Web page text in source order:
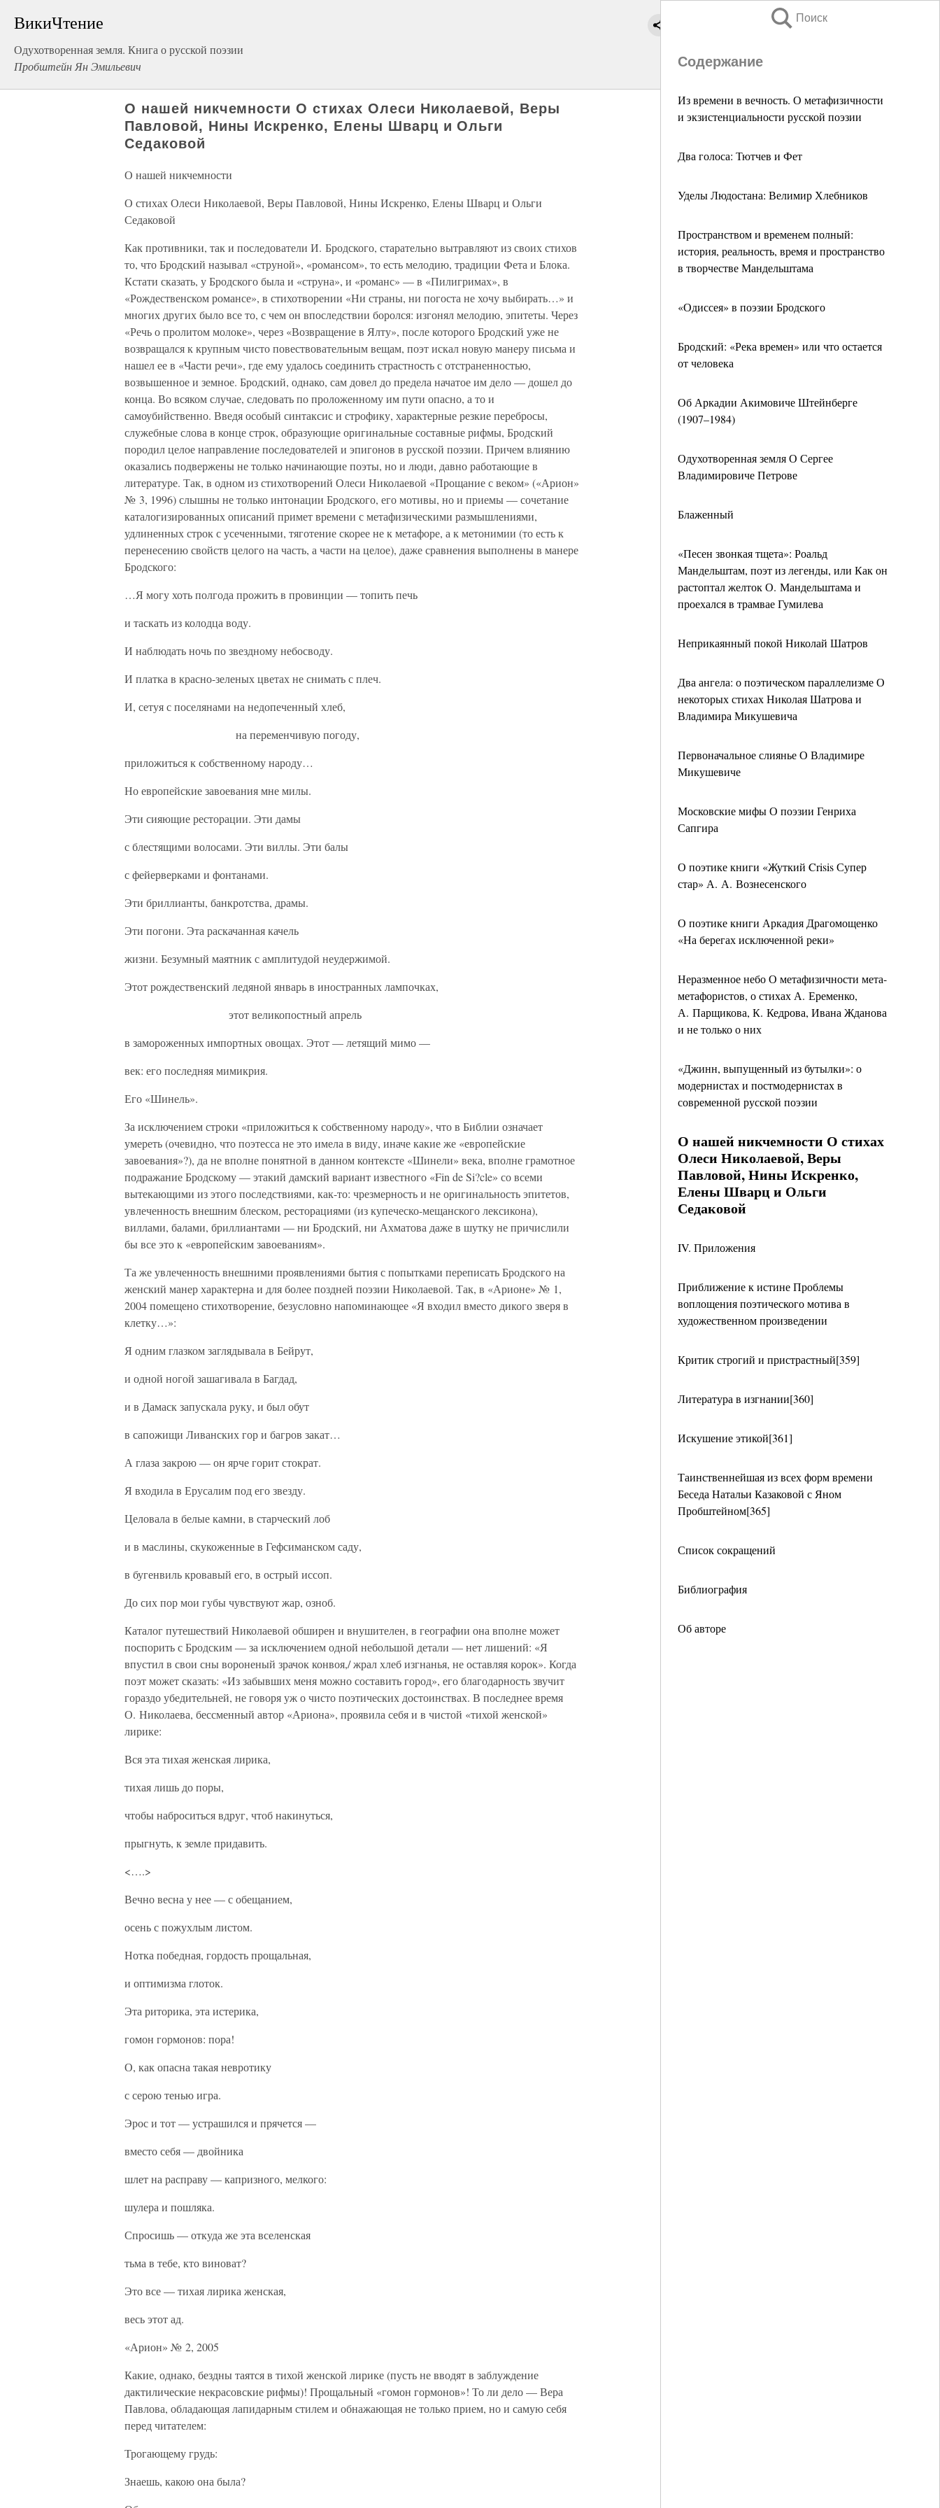
ВикиЧтение
Одухотворенная земля. Книга о русской поэзии
Пробштейн Ян Эмильевич
Поиск
Содержание
Из времени в вечность. О метафизичности
и экзистенциальности русской поэзии
Два голоса: Тютчев и Фет
Уделы Людостана: Велимир Хлебников
Пространством и временем полный:
история, реальность, время и пространство
в творчестве Мандельштама
«Одиссея» в поэзии Бродского
Бродский: «Река времен» или что остается
от человека
Об Аркадии Акимовиче Штейнберге
(1907–1984)
Одухотворенная земля О Сергее
Владимировиче Петрове
Блаженный
«Песен звонкая тщета»: Роальд
Мандельштам, поэт из легенды, или Как он
растоптал желток О. Мандельштама и
проехался в трамвае Гумилева
Неприкаянный покой Николай Шатров
Два ангела: о поэтическом параллелизме О
некоторых стихах Николая Шатрова и
Владимира Микушевича
Первоначальное слиянье О Владимире
Микушевиче
Московские мифы О поэзии Генриха
Сапгира
О поэтике книги «Жуткий Crisis Супер
стар» А. А. Вознесенского
О поэтике книги Аркадия Драгомощенко
«На берегах исключенной реки»
Неразменное небо О метафизичности мета-
метафористов, о стихах А. Еременко,
А. Парщикова, К. Кедрова, Ивана Жданова
и не только о них
«Джинн, выпущенный из бутылки»: о
модернистах и постмодернистах в
современной русской поэзии
О нашей никчемности О стихах
Олеси Николаевой, Веры
Павловой, Нины Искренко,
Елены Шварц и Ольги
Седаковой
IV. Приложения
Приближение к истине Проблемы
воплощения поэтического мотива в
художественном произведении
Критик строгий и пристрастный[359]
Литература в изгнании[360]
Искушение этикой[361]
Таинственнейшая из всех форм времени
Беседа Натальи Казаковой с Яном
Пробштейном[365]
Список сокращений
Библиография
Об авторе
О нашей никчемности О стихах Олеси Николаевой, Веры
Павловой, Нины Искренко, Елены Шварц и Ольги
Седаковой
О нашей никчемности
О стихах Олеси Николаевой, Веры Павловой, Нины Искренко, Елены Шварц и Ольги
Седаковой
Как противники, так и последователи И. Бродского, старательно вытравляют из своих стихов
то, что Бродский называл «струной», «романсом», то есть мелодию, традиции Фета и Блока.
Кстати сказать, у Бродского была и «струна», и «романс» — в «Пилигримах», в
«Рождественском романсе», в стихотворении «Ни страны, ни погоста не хочу выбирать…» и
многих других было все то, с чем он впоследствии боролся: изгонял мелодию, эпитеты. Через
«Речь о пролитом молоке», через «Возвращение в Ялту», после которого Бродский уже не
возвращался к крупным чисто повествовательным вещам, поэт искал новую манеру письма и
нашел ее в «Части речи», где ему удалось соединить страстность с отстраненностью,
возвышенное и земное. Бродский, однако, сам довел до предела начатое им дело — дошел до
конца. Во всяком случае, следовать по проложенному им пути опасно, а то и
самоубийственно. Введя особый синтаксис и строфику, характерные резкие перебросы,
служебные слова в конце строк, образующие оригинальные составные рифмы, Бродский
породил целое направление последователей и эпигонов в русской поэзии. Причем влиянию
оказались подвержены не только начинающие поэты, но и люди, давно работающие в
литературе. Так, в одном из стихотворений Олеси Николаевой «Прощание с веком» («Арион»
№ 3, 1996) слышны не только интонации Бродского, его мотивы, но и приемы — сочетание
каталогизированных описаний примет времени с метафизическими размышлениями,
удлиненных строк с усеченными, тяготение скорее не к метафоре, а к метонимии (то есть к
перенесению свойств целого на часть, а части на целое), даже сравнения выполнены в манере
Бродского:
…Я могу хоть полгода прожить в провинции — топить печь
и таскать из колодца воду.
И наблюдать ночь по звездному небосводу.
И платка в красно-зеленых цветах не снимать с плеч.
И, сетуя с поселянами на недопеченный хлеб,
на переменчивую погоду,
приложиться к собственному народу…
Но европейские завоевания мне милы.
Эти сияющие ресторации. Эти дамы
с блестящими волосами. Эти виллы. Эти балы
с фейерверками и фонтанами.
Эти бриллианты, банкротства, драмы.
Эти погони. Эта раскачанная качель
жизни. Безумный маятник с амплитудой неудержимой.
Этот рождественский ледяной январь в иностранных лампочках,
этот великопостный апрель
в замороженных импортных овощах. Этот — летящий мимо —
век: его последняя мимикрия.
Его «Шинель».
За исключением строки «приложиться к собственному народу», что в Библии означает
умереть (очевидно, что поэтесса не это имела в виду, иначе какие же «европейские
завоевания»?), да не вполне понятной в данном контексте «Шинели» века, вполне грамотное
подражание Бродскому — этакий дамский вариант известного «Fin de Si?cle» со всеми
вытекающими из этого последствиями, как-то: чрезмерность и не оригинальность эпитетов,
увлеченность внешним блеском, ресторациями (из купеческо-мещанского лексикона),
виллами, балами, бриллиантами — ни Бродский, ни Ахматова даже в шутку не причислили
бы все это к «европейским завоеваниям».
Та же увлеченность внешними проявлениями бытия с попытками переписать Бродского на
женский манер характерна и для более поздней поэзии Николаевой. Так, в «Арионе» № 1,
2004 помещено стихотворение, безусловно напоминающее «Я входил вместо дикого зверя в
клетку…»:
Я одним глазком заглядывала в Бейрут,
и одной ногой зашагивала в Багдад,
и в Дамаск запускала руку, и был обут
в сапожищи Ливанских гор и багров закат…
А глаза закрою — он ярче горит стократ.
Я входила в Ерусалим под его звезду.
Целовала в белые камни, в старческий лоб
и в маслины, скукоженные в Гефсиманском саду,
в бугенвиль кровавый его, в острый иссоп.
До сих пор мои губы чувствуют жар, озноб.
Каталог путешествий Николаевой обширен и внушителен, в географии она вполне может
поспорить с Бродским — за исключением одной небольшой детали — нет лишений: «Я
впустил в свои сны вороненый зрачок конвоя,/ жрал хлеб изгнанья, не оставляя корок». Когда
поэт может сказать: «Из забывших меня можно составить город», его благодарность звучит
гораздо убедительней, не говоря уж о чисто поэтических достоинствах. В последнее время
О. Николаева, бессменный автор «Ариона», проявила себя и в чистой «тихой женской»
лирике:
Вся эта тихая женская лирика,
тихая лишь до поры,
чтобы наброситься вдруг, чтоб накинуться,
прыгнуть, к земле придавить.
<….>
Вечно весна у нее — с обещанием,
осень с пожухлым листом.
Нотка победная, гордость прощальная,
и оптимизма глоток.
Эта риторика, эта истерика,
гомон гормонов: пора!
О, как опасна такая невротику
с серою тенью игра.
Эрос и тот — устрашился и прячется —
вместо себя — двойника
шлет на расправу — капризного, мелкого:
шулера и пошляка.
Спросишь — откуда же эта вселенская
тьма в тебе, кто виноват?
Это все — тихая лирика женская,
весь этот ад.
«Арион» № 2, 2005
Какие, однако, бездны таятся в тихой женской лирике (пусть не вводят в заблуждение
дактилические некрасовские рифмы)! Прощальный «гомон гормонов»! То ли дело — Вера
Павлова, обладающая лапидарным стилем и обнажающая не только прием, но и самую себя
перед читателем:
Трогающему грудь:
Знаешь, какою она была?